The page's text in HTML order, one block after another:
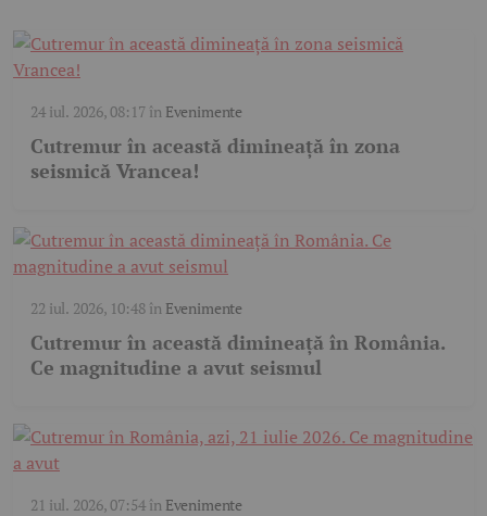
24 iul. 2026, 08:17în Evenimente
Cutremur în această dimineață în zona
seismică Vrancea!
22 iul. 2026, 10:48în Evenimente
Cutremur în această dimineață în România.
Ce magnitudine a avut seismul
21 iul. 2026, 07:54în Evenimente